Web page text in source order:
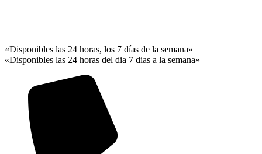
«Disponibles las 24 horas, los 7 días de la semana»
«Disponibles las 24 horas del dia 7 dias a la semana»